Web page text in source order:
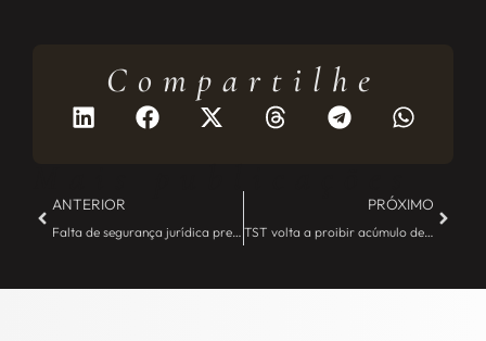
Compartilhe
ANTERIOR
Falta de segurança jurídica prejudica aporte anjo em empresas do Simples – JE Camargo
PRÓXIMO
TST volta a proibir acúmulo de adicionais de insalubridade e periculosidade – JE Camargo